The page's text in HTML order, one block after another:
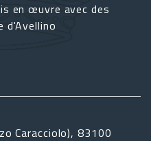
en œuvre avec des
d'Avellino
Caracciolo), 83100